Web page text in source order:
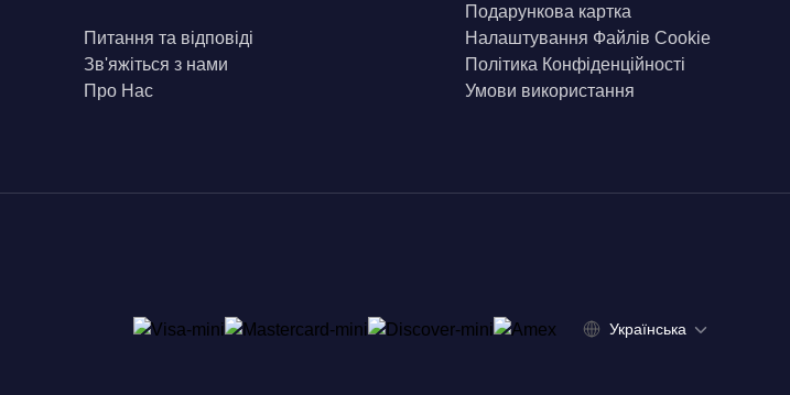
Питання та відповіді
Зв'яжіться з нами
Про Нас
Подарункова картка
Налаштування Файлів Сookie
Політика Конфіденційності
Умови використання
Українська